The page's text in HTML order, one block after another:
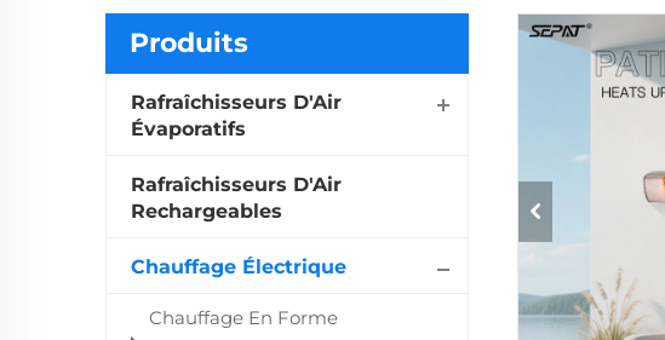
Produits
Rafraîchisseurs D'Air
Évaporatifs
Rafraîchisseurs D'Air
Rechargeables
Chauffage Électrique
Chauffage En Forme